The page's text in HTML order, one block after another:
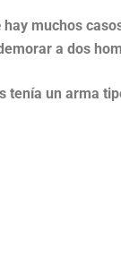
hay muchos
a dos
tenía un arma